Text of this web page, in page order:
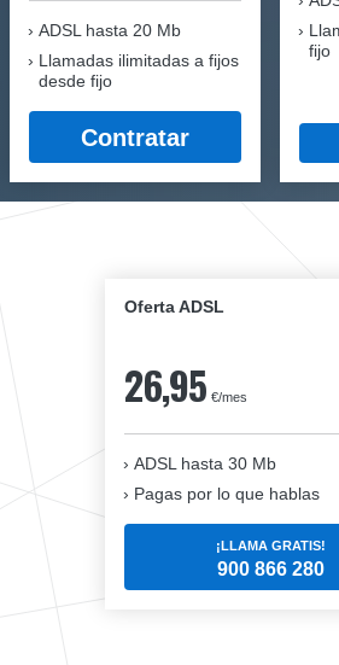
ADSL hasta 20 Mb
Llamadas ilimitadas a fijos
desde fijo
Contratar
fijo
Oferta ADSL
26,95 €/mes
ADSL hasta 30 Mb
Pagas por lo que hablas
¡LLAMA GRATIS!
900 866 280